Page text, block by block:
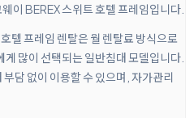
이 BEREX 스위트 호텔 프레임입니다.
텔 프레임 렌탈은 월 렌탈료 방식으로
많이 선택되는 일반침대 모델입니다.
담 없이 이용할 수 있으며, 자가관리